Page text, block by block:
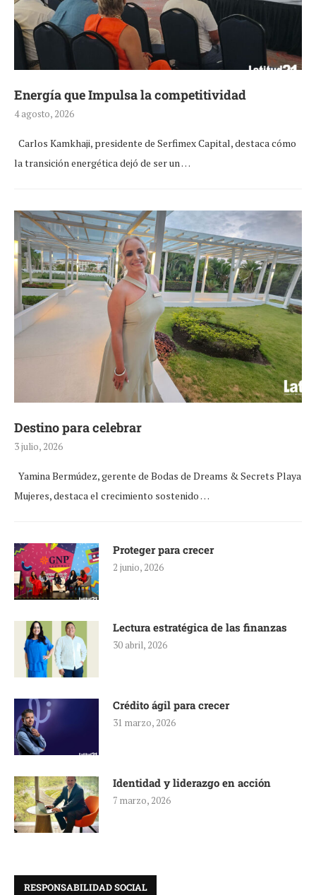
Energía que Impulsa la competitividad
4 agosto, 2026
Carlos Kamkhaji, presidente de Serfimex Capital, destaca cómo
la transición energética dejó de ser un …
Destino para celebrar
3 julio, 2026
Yamina Bermúdez, gerente de Bodas de Dreams & Secrets Playa
Mujeres, destaca el crecimiento sostenido …
Proteger para crecer
2 junio, 2026
Lectura estratégica de las finanzas
30 abril, 2026
Crédito ágil para crecer
31 marzo, 2026
Identidad y liderazgo en acción
7 marzo, 2026
RESPONSABILIDAD SOCIAL